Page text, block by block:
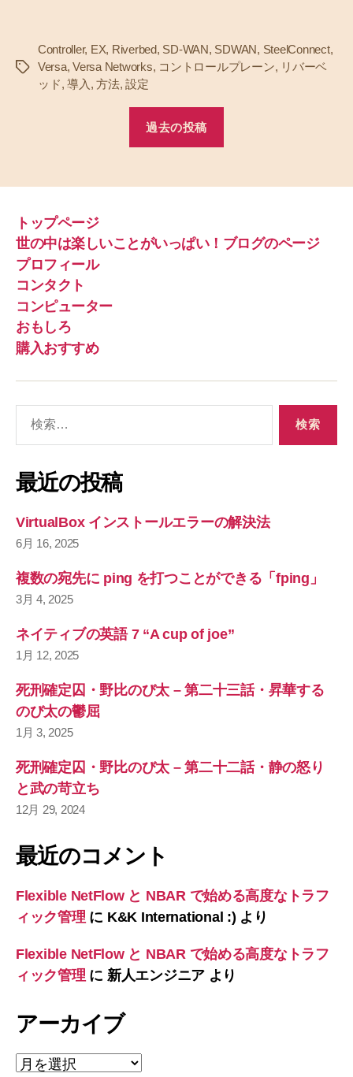
タ
Controller, EX, Riverbed, SD-WAN, SDWAN, SteelConnect,
Versa,Versa Networks, コントロールプレーン, リバーベ
ッド, 導入 , 方法, 設定
過去の投稿
トップページ
世の中は楽しいことがいっぱい！ブログのページ
プロフィール
コンタクト
コンピューター
おもしろ
購入おすすめ
象
最近の投稿
VirtualBox インストールエラーの解決法
6月 16, 2025
複数の宛先に ping を打つことができる「fping」
3月 4, 2025
ネイティブの英語 7 “A cup of joe”
1月 12, 2025
死刑確定囚・野比のび太 – 第二十三話・昇華する
のび太の鬱屈
1月 3, 2025
死刑確定囚・野比のび太 – 第二十二話・静の怒り
と武の苛立ち
12月 29, 2024
最近のコメント
Flexible NetFlow と NBAR で始める高度なトラフ
ィック管理 に K&K International :) より
Flexible NetFlow と NBAR で始める高度なトラフ
ィック管理 に 新人エンジニアより
アーカイブ
ア